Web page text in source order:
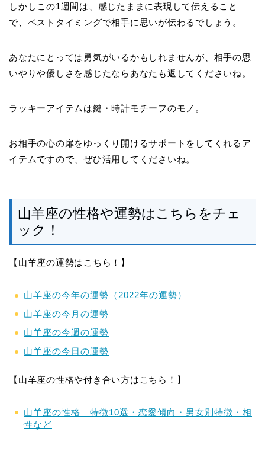
しかしこの1週間は、感じたままに表現して伝えること
で、ベストタイミングで相手に思いが伝わるでしょう。
あなたにとっては勇気がいるかもしれませんが、相手の思
いやりや優しさを感じたならあなたも返してくださいね。
ラッキーアイテムは鍵・時計モチーフのモノ。
お相手の心の扉をゆっくり開けるサポートをしてくれるア
イテムですので、ぜひ活用してくださいね。
山羊座の性格や運勢はこちらをチェ
ック！
【山羊座の運勢はこちら！】
山羊座の今年の運勢（2022年の運勢）
山羊座の今月の運勢
山羊座の今週の運勢
山羊座の今日の運勢
【山羊座の性格や付き合い方はこちら！】
山羊座の性格｜特徴10選・恋愛傾向・男女別特徴・相
性など